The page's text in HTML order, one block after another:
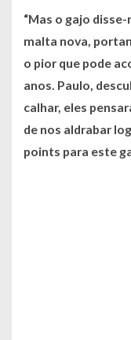
“Mas o gajo
malta nova,
o pior que pode
anos. Paulo,
calhar, eles
de nos aldrabar
points para este